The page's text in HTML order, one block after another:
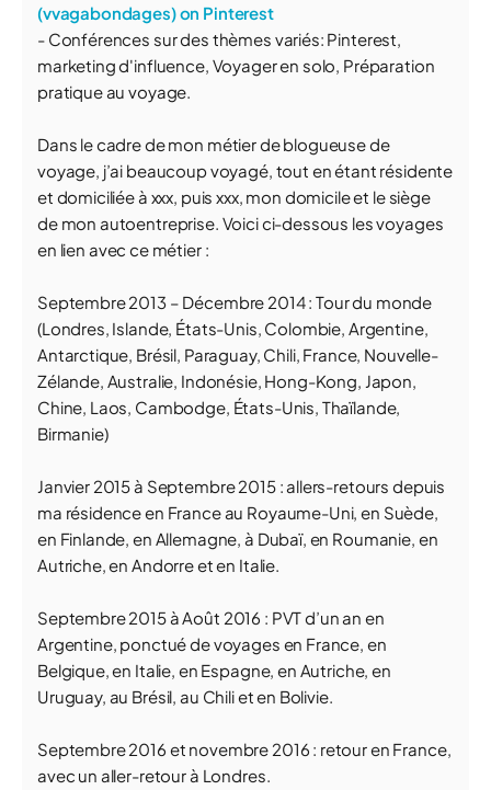
(vvagabondages) on Pinterest
- Conférences sur des thèmes variés: Pinterest,
marketing d'influence, Voyager en solo, Préparation
pratique au voyage.
Dans le cadre de mon métier de blogueuse de
voyage, j’ai beaucoup voyagé, tout en étant résidente
et domiciliée à xxx, puis xxx, mon domicile et le siège
de mon autoentreprise. Voici ci-dessous les voyages
en lien avec ce métier :
Septembre 2013 – Décembre 2014 : Tour du monde
(Londres, Islande, États-Unis, Colombie, Argentine,
Antarctique, Brésil, Paraguay, Chili, France, Nouvelle-
Zélande, Australie, Indonésie, Hong-Kong, Japon,
Chine, Laos, Cambodge, États-Unis, Thaïlande,
Birmanie)
Janvier 2015 à Septembre 2015 : allers-retours depuis
ma résidence en France au Royaume-Uni, en Suède,
en Finlande, en Allemagne, à Dubaï, en Roumanie, en
Autriche, en Andorre et en Italie.
Septembre 2015 à Août 2016 : PVT d’un an en
Argentine, ponctué de voyages en France, en
Belgique, en Italie, en Espagne, en Autriche, en
Uruguay, au Brésil, au Chili et en Bolivie.
Septembre 2016 et novembre 2016 : retour en France,
avec un aller-retour à Londres.